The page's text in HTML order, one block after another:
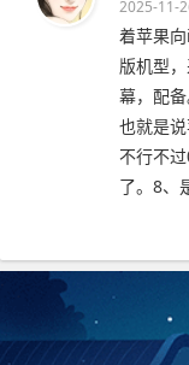
2025-11-
着苹果
版机型
幕，配
也就是
不行不
了。8、